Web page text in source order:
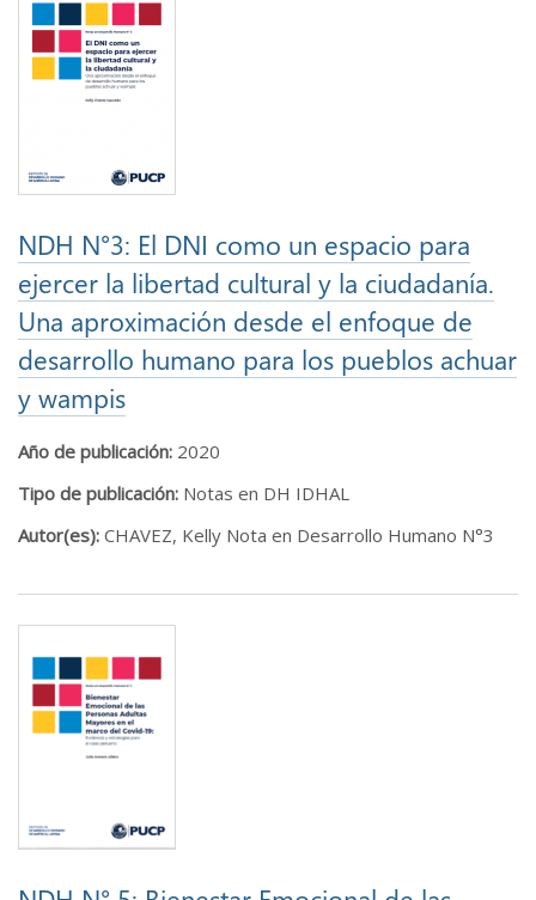
NDH N°3: El DNI como un espacio para
ejercer la libertad cultural y la ciudadanía.
Una aproximación desde el enfoque de
desarrollo humano para los pueblos achuar
y wampis
Año de publicación: 2020
Tipo de publicación: Notas en DH IDHAL
Autor(es): CHAVEZ, Kelly Nota en Desarrollo Humano N°3